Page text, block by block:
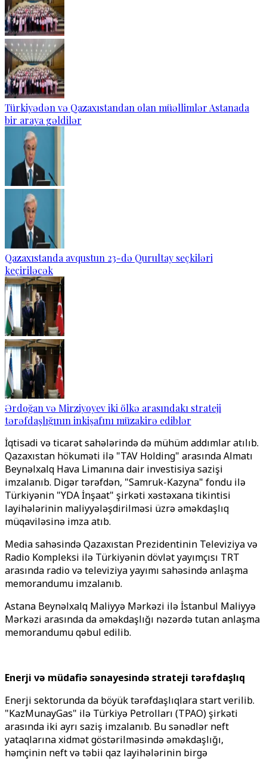
Türkiyədən və Qazaxıstandan olan müəllimlər Astanada
bir araya gəldilər
Qazaxıstanda avqustun 23-də Qurultay seçkiləri
keçiriləcək
Ərdoğan və Mirziyoyev iki ölkə arasındakı strateji
tərəfdaşlığının inkişafını müzakirə ediblər
İqtisadi və ticarət sahələrində də mühüm addımlar atılıb.
Qazaxıstan hökuməti ilə "TAV Holding" arasında Almatı
Beynəlxalq Hava Limanına dair investisiya sazişi
imzalanıb. Digər tərəfdən, "Samruk-Kazyna" fondu ilə
Türkiyənin "YDA İnşaat" şirkəti xəstəxana tikintisi
layihələrinin maliyyələşdirilməsi üzrə əməkdaşlıq
müqaviləsinə imza atıb.
Media sahəsində Qazaxıstan Prezidentinin Televiziya və
Radio Kompleksi ilə Türkiyənin dövlət yayımçısı TRT
arasında radio və televiziya yayımı sahəsində anlaşma
memorandumu imzalanıb.
Astana Beynəlxalq Maliyyə Mərkəzi ilə İstanbul Maliyyə
Mərkəzi arasında da əməkdaşlığı nəzərdə tutan anlaşma
memorandumu qəbul edilib.
Enerji və müdafiə sənayesində strateji tərəfdaşlıq
Enerji sektorunda da böyük tərəfdaşlıqlara start verilib.
"KazMunayGas" ilə Türkiyə Petrolları (TPAO) şirkəti
arasında iki ayrı saziş imzalanıb. Bu sənədlər neft
yataqlarına xidmət göstərilməsində əməkdaşlığı,
həmçinin neft və təbii qaz layihələrinin birgə